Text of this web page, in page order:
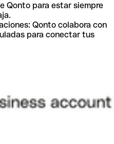
Qonto para estar siempre
Qonto colabora con
para conectar tus